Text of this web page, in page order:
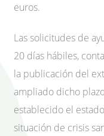
euros.
Las solicitudes de
20 días hábiles,
la publicación del
ampliado dicho
establecido el
situación de crisis